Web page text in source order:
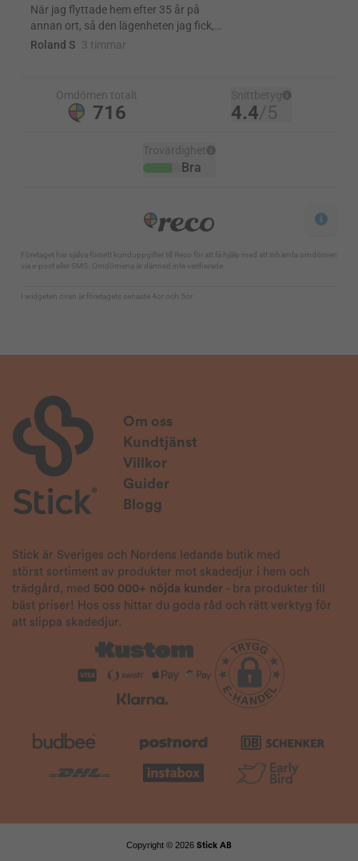
Om oss
Kundtjänst
Villkor
Guider
Blogg
Stick är Sveriges och Nordens ledande butik med
störst sortiment av produkter mot skadedjur i hem och
trädgård, med 500 000+ nöjda kunder - bra produkter till
bäst priser! Hos oss hittar du goda råd och rätt verktyg för
att slippa skadedjur.
Copyright © 2026 Stick AB